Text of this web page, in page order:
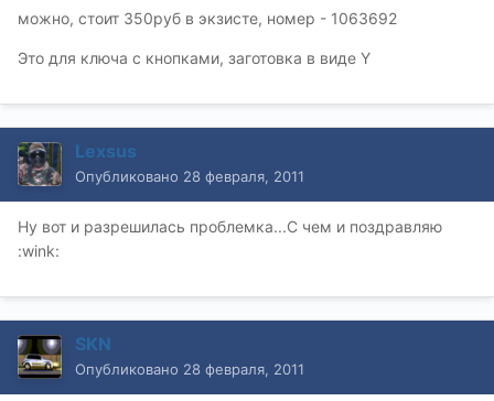
можно, стоит 350руб в экзисте, номер - 1063692
Это для ключа с кнопками, заготовка в виде Y
Lexsus
Опубликовано 28 февраля, 2011
Ну вот и разрешилась проблемка...С чем и поздравляю
:wink:
SKN
Опубликовано 28 февраля, 2011